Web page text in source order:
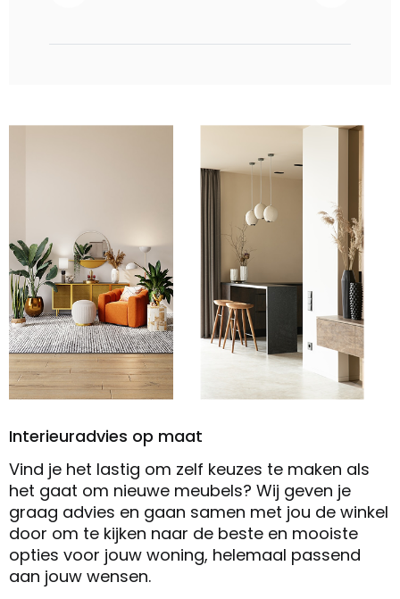
Interieuradvies op maat
Vind je het lastig om zelf keuzes te maken als
het gaat om nieuwe meubels? Wij geven je
graag advies en gaan samen met jou de winkel
door om te kijken naar de beste en mooiste
opties voor jouw woning, helemaal passend
aan jouw wensen.